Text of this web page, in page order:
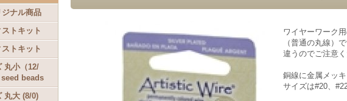
ナル商品
トキット
トキット
丸小（12/
beads
丸大 (8/0)
ワイヤーワーク
（普通の丸線）
違うのでご注意く
銅線に金属メッ
サイズは#20、